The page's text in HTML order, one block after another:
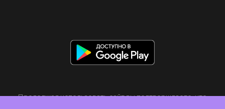
Продолжая использовать сайт вы подтверждаете, что